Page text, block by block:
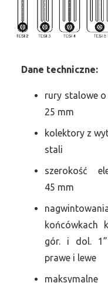
Dane techniczne:
rury stalowe
25 mm
kolektory z
stali
szerokość
45 mm
końcówkach
gór. i dol.
prawe i lewe
maksymalne